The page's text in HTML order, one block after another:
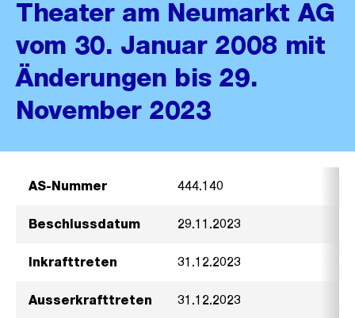
Theater am Neumarkt AG
vom 30. Januar 2008 mit
Änderungen bis 29.
November 2023
AS-Nummer 444.140
Beschlussdatum 29.11.2023
Inkrafttreten 31.12.2023
Ausserkrafttreten 31.12.2023